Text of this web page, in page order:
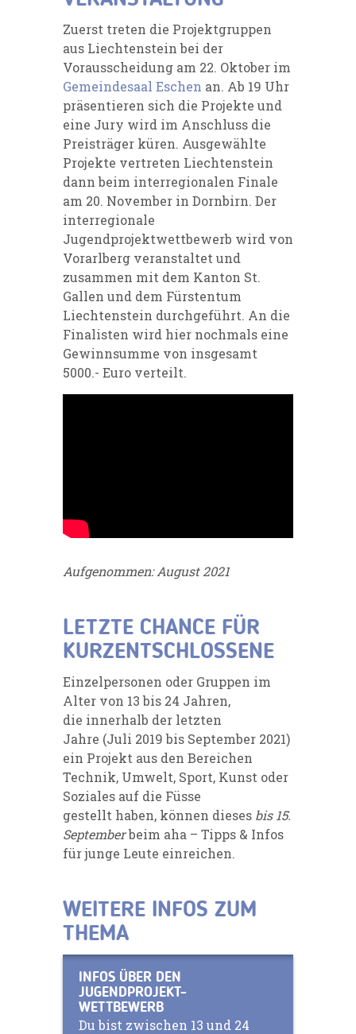
Zuerst treten die Projektgruppen
aus Liechtenstein bei der
Vorausscheidung am 22. Oktober im
Gemeindesaal Eschen an. Ab 19 Uhr
präsentieren sich die Projekte und
eine Jury wird im Anschluss die
Preisträger küren. Ausgewählte
Projekte vertreten Liechtenstein
dann beim interregionalen Finale
am 20. November in Dornbirn. Der
interregionale
Jugendprojektwettbewerb wird von
Vorarlberg veranstaltet und
zusammen mit dem Kanton St.
Gallen und dem Fürstentum
Liechtenstein durchgeführt. An die
Finalisten wird hier nochmals eine
Gewinnsumme von insgesamt
5000.- Euro verteilt.
Aufgenommen: August 2021
LETZTE CHANCE FÜR
KURZENTSCHLOSSENE
Einzelpersonen oder Gruppen im
Alter von 13 bis 24 Jahren,
die innerhalb der letzten
Jahre (Juli 2019 bis September 2021)
ein Projekt aus den Bereichen
Technik, Umwelt, Sport, Kunst oder
Soziales auf die Füsse
gestellt haben, können dieses bis 15.
Septemberbeim aha – Tipps & Infos
für junge Leute einreichen.
WEITERE INFOS ZUM
THEMA
INFOS ÜBER DEN
JUGENDPROJEKT-
WETTBEWERB
Du bist zwischen 13 und 24